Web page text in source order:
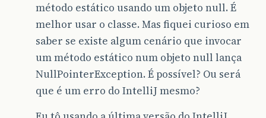
método estático usando um objeto null. É
melhor usar o classe. Mas fiquei curioso em
saber se existe algum cenário que invocar
um método estático num objeto null lança
NullPointerException. É possível? Ou será
que é um erro do IntelliJ mesmo?